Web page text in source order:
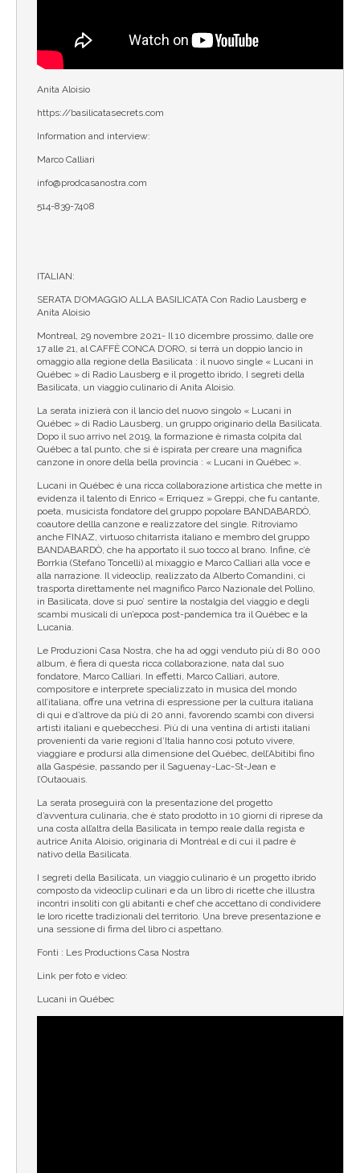
Anita Aloisio
https://basilicatasecrets.com
Information and interview:
Marco Calliari
info@prodcasanostra.com
514-839-7408
ITALIAN:
SERATA D’OMAGGIO ALLA BASILICATA Con Radio Lausberg e
Anita Aloisio
Montreal, 29 novembre 2021- Il 10 dicembre prossimo, dalle ore
17 alle 21, al CAFFÈ CONCA D’ORO, si terrà un doppio lancio in
omaggio alla regione della Basilicata : il nuovo single « Lucani in
Québec » di Radio Lausberg e il progetto ibrido, I segreti della
Basilicata, un viaggio culinario di Anita Aloisio.
La serata inizierà con il lancio del nuovo singolo « Lucani in
Québec » di Radio Lausberg, un gruppo originario della Basilicata.
Dopo il suo arrivo nel 2019, la formazione è rimasta colpita dal
Québec a tal punto, che si è ispirata per creare una magnifica
canzone in onore della bella provincia : « Lucani in Québec ».
Lucani in Québec è una ricca collaborazione artistica che mette in
evidenza il talento di Enrico « Erriquez » Greppi, che fu cantante,
poeta, musicista fondatore del gruppo popolare BANDABARDÒ,
coautore dellla canzone e realizzatore del single. Ritroviamo
anche FINAZ, virtuoso chitarrista italiano e membro del gruppo
BANDABARDÒ, che ha apportato il suo tocco al brano. Infine, c’è
Borrkia (Stefano Toncelli) al mixaggio e Marco Calliari alla voce e
alla narrazione. Il videoclip, realizzato da Alberto Comandini, ci
trasporta direttamente nel magnifico Parco Nazionale del Pollino,
in Basilicata, dove si puo’ sentire la nostalgia del viaggio e degli
scambi musicali di un’epoca post-pandemica tra il Québec e la
Lucania.
Le Produzioni Casa Nostra, che ha ad oggi venduto più di 80 000
album, è fiera di questa ricca collaborazione, nata dal suo
fondatore, Marco Calliari. In effetti, Marco Calliari, autore,
compositore e interprete specializzato in musica del mondo
all’italiana, offre una vetrina di espressione per la cultura italiana
di qui e d’altrove da più di 20 anni, favorendo scambi con diversi
artisti italiani e quebecchesi. Più di una ventina di artisti italiani
provenienti da varie regioni d’Italia hanno così potuto vivere,
viaggiare e prodursi alla dimensione del Québec, dell’Abitibi fino
alla Gaspésie, passando per il Saguenay-Lac-St-Jean e
l’Outaouais.
La serata proseguirà con la presentazione del progetto
d’avventura culinaria, che è stato prodotto in 10 giorni di riprese da
una costa all’altra della Basilicata in tempo reale dalla regista e
autrice Anita Aloisio, originaria di Montréal e di cui il padre è
nativo della Basilicata.
I segreti della Basilicata, un viaggio culinario è un progetto ibrido
composto da videoclip culinari e da un libro di ricette che illustra
incontri insoliti con gli abitanti e chef che accettano di condividere
le loro ricette tradizionali del territorio. Una breve presentazione e
una sessione di firma del libro ci aspettano.
Fonti : Les Productions Casa Nostra
Link per foto e video:
Lucani in Québec